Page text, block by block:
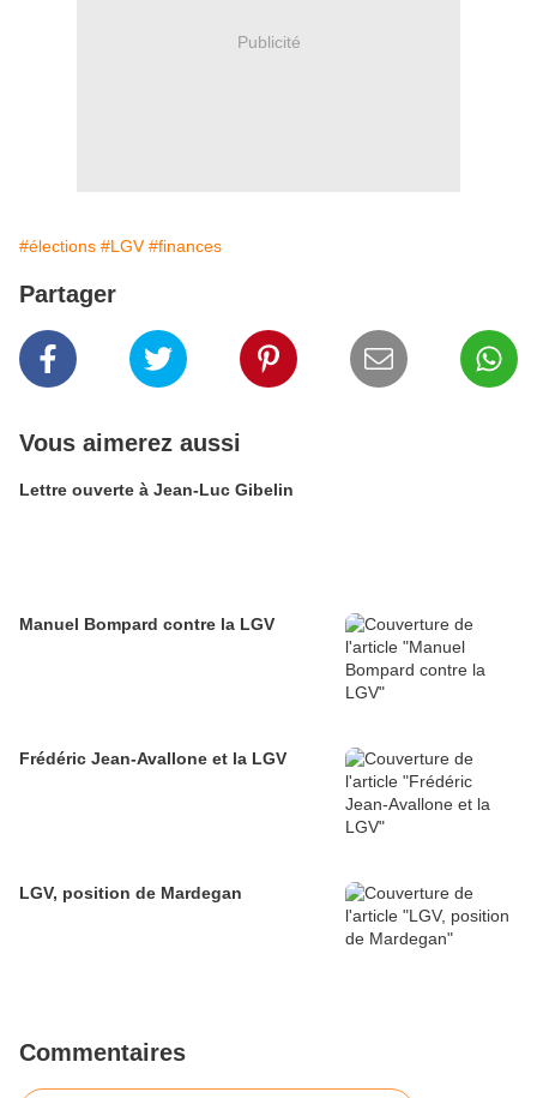
Publicité
#élections #LGV #finances
Partager
Vous aimerez aussi
Lettre ouverte à Jean-Luc Gibelin
Manuel Bompard contre la LGV
Frédéric Jean-Avallone et la LGV
LGV, position de Mardegan
Commentaires